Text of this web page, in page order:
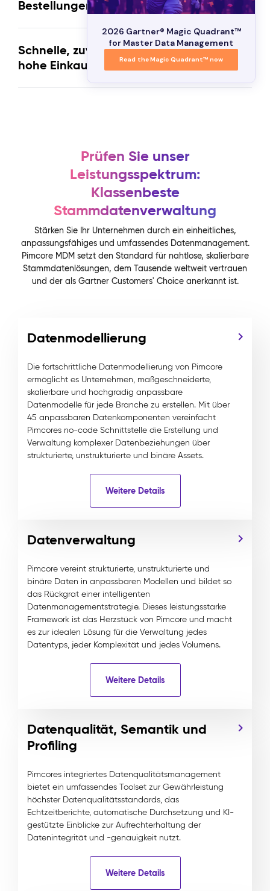
Bestellungen
Schnelle, zuverlässige Leistung für
hohe Einkaufsvolumina
Prüfen Sie unser
Leistungsspektrum:
Klassenbeste
Stammdatenverwaltung
Stärken Sie Ihr Unternehmen durch ein einheitliches,
anpassungsfähiges und umfassendes Datenmanagement.
Pimcore MDM setzt den Standard für nahtlose, skalierbare
Stammdatenlösungen, dem Tausende weltweit vertrauen
und der als Gartner Customers' Choice anerkannt ist.
Datenmodellierung
Die fortschrittliche Datenmodellierung von Pimcore
ermöglicht es Unternehmen, maßgeschneiderte,
skalierbare und hochgradig anpassbare
Datenmodelle für jede Branche zu erstellen. Mit über
45 anpassbaren Datenkomponenten vereinfacht
Pimcores no-code Schnittstelle die Erstellung und
Verwaltung komplexer Datenbeziehungen über
strukturierte, unstrukturierte und binäre Assets.
Weitere Details
Datenverwaltung
Pimcore vereint strukturierte, unstrukturierte und
binäre Daten in anpassbaren Modellen und bildet so
das Rückgrat einer intelligenten
Datenmanagementstrategie. Dieses leistungsstarke
Framework ist das Herzstück von Pimcore und macht
es zur idealen Lösung für die Verwaltung jedes
Datentyps, jeder Komplexität und jedes Volumens.
Weitere Details
Datenqualität, Semantik und
Profiling
Pimcores integriertes Datenqualitätsmanagement
bietet ein umfassendes Toolset zur Gewährleistung
höchster Datenqualitätsstandards, das
Echtzeitberichte, automatische Durchsetzung und KI-
gestützte Einblicke zur Aufrechterhaltung der
Datenintegrität und -genauigkeit nutzt.
Weitere Details
2026 Gartner® Magic Quadrant™
for Master Data Management
Read the Magic Quadrant™ now